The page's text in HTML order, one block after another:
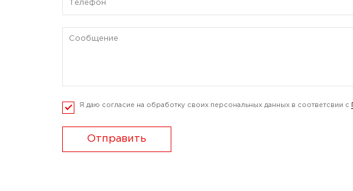
Я даю согласие на обработку своих персональных данных в соответсвии с
Отправить